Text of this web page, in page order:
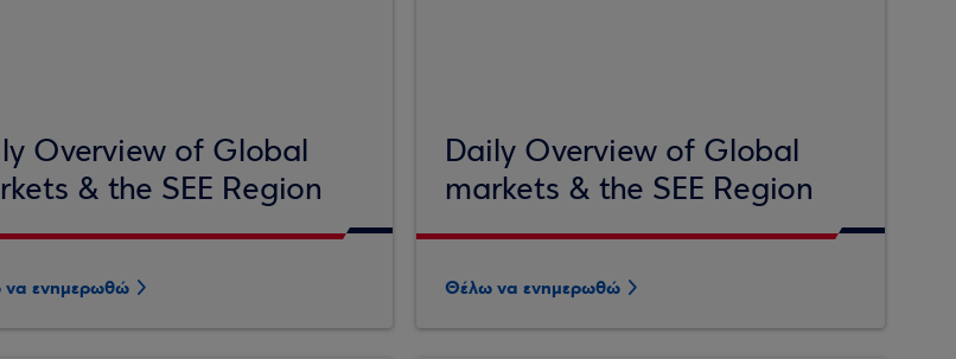
Overview of Global
& the SEE Region
ενημερωθώ
Daily Overview of Global
markets & the SEE Region
Θέλω να ενημερωθώ